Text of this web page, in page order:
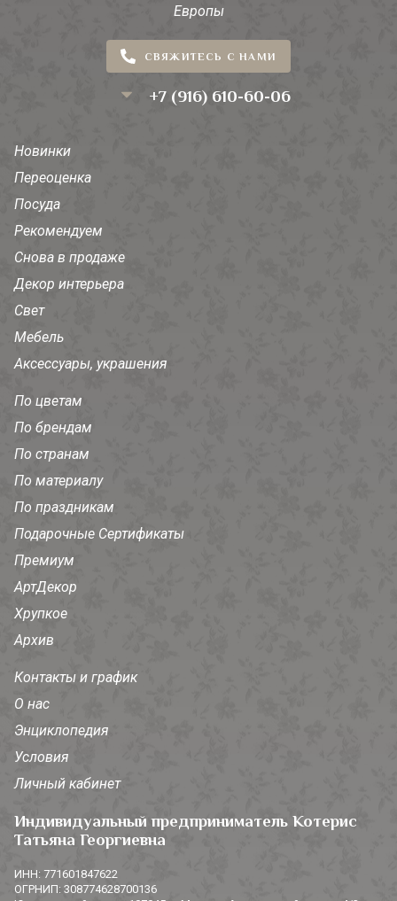
Европы
СВЯЖИТЕСЬ С НАМИ
+7 (916) 610-60-06
Новинки
Переоценка
Посуда
Рекомендуем
Снова в продаже
Декор интерьера
Свет
Мебель
Аксессуары, украшения
По цветам
По брендам
По странам
По материалу
По праздникам
Подарочные Сертификаты
Премиум
АртДекор
Хрупкое
Архив
Контакты и график
О нас
Энциклопедия
Условия
Личный кабинет
Индивидуальный предприниматель Котерис
Татьяна Георгиевна
ИНН: 771601847622
ОГРНИП: 308774628700136